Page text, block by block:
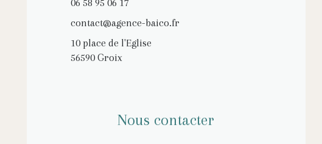
06 58 95 06 17
contact@agence-baico.fr
10 place de l'Eglise
56590 Groix
Nous contacter